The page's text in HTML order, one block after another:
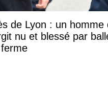
de Lyon : un
nu et blessé par